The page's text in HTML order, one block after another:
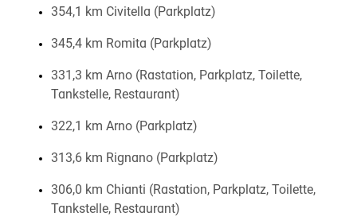
354,1 km Civitella (Parkplatz)
345,4 km Romita (Parkplatz)
331,3 km Arno (Rastation, Parkplatz, Toilette,
Tankstelle, Restaurant)
322,1 km Arno (Parkplatz)
313,6 km Rignano (Parkplatz)
306,0 km Chianti (Rastation, Parkplatz, Toilette,
Tankstelle, Restaurant)